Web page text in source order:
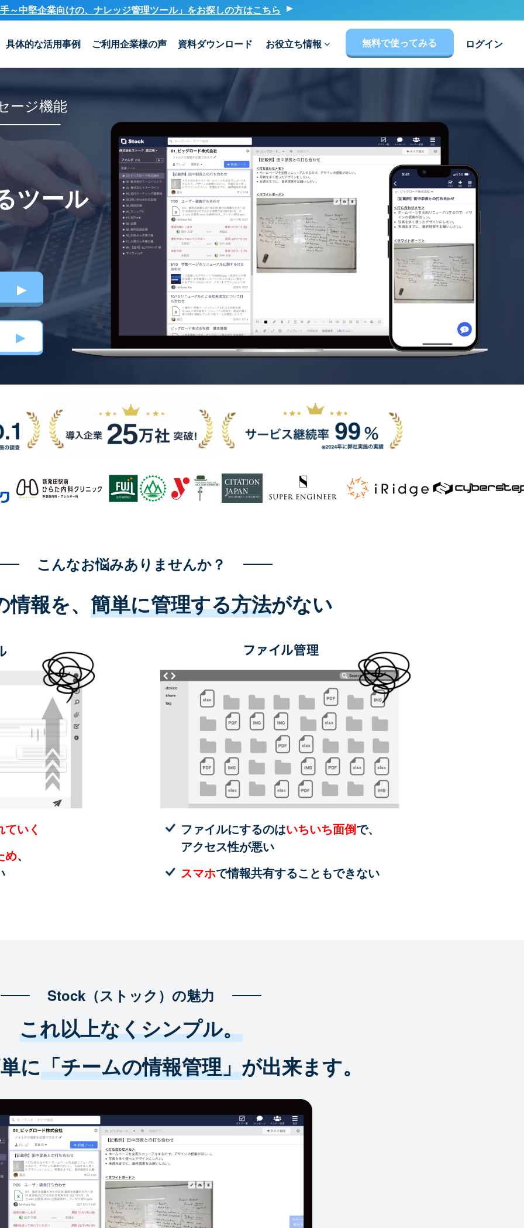
～中堅企業向けの、ナレッジ管理ツール」をお探しの方はこちら
具体的な活用事例 ご利用企業様の声 資料ダウンロード お役立ち情報 無料で使ってみる ログイン
ージ機能
ツール
こんなお悩みありませんか？
報を、 簡単に管理する方法がない
いく
め、
ファイルにするのはいちいち面倒で、
アクセス性が悪い
スマホで情報共有することもできない
Stock（ストック）の魅力
これ以上なくシンプル。
に「チームの情報管理」が出来ます。